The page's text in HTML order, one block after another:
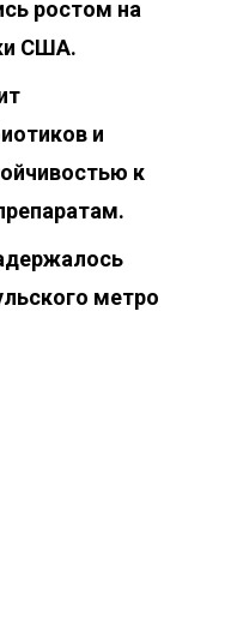
ростом на
США.
и
к
метро